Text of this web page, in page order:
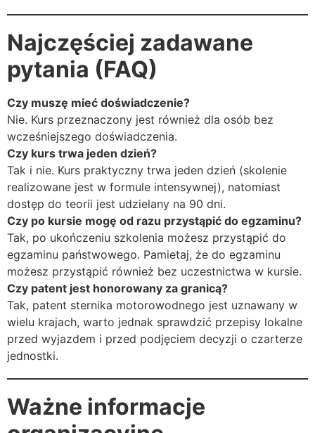
Najczęściej zadawane
pytania (FAQ)
Czy muszę mieć doświadczenie?
Nie. Kurs przeznaczony jest również dla osób bez
wcześniejszego doświadczenia.
Czy kurs trwa jeden dzień?
Tak i nie. Kurs praktyczny trwa jeden dzień (skolenie
realizowane jest w formule intensywnej), natomiast
dostęp do teorii jest udzielany na 90 dni.
Czy po kursie mogę od razu przystąpić do egzaminu?
Tak, po ukończeniu szkolenia możesz przystąpić do
egzaminu państwowego. Pamietaj, że do egzaminu
możesz przystąpić również bez uczestnictwa w kursie.
Czy patent jest honorowany za granicą?
Tak, patent sternika motorowodnego jest uznawany w
wielu krajach, warto jednak sprawdzić przepisy lokalne
przed wyjazdem i przed podjęciem decyzji o czarterze
jednostki.
Ważne informacje